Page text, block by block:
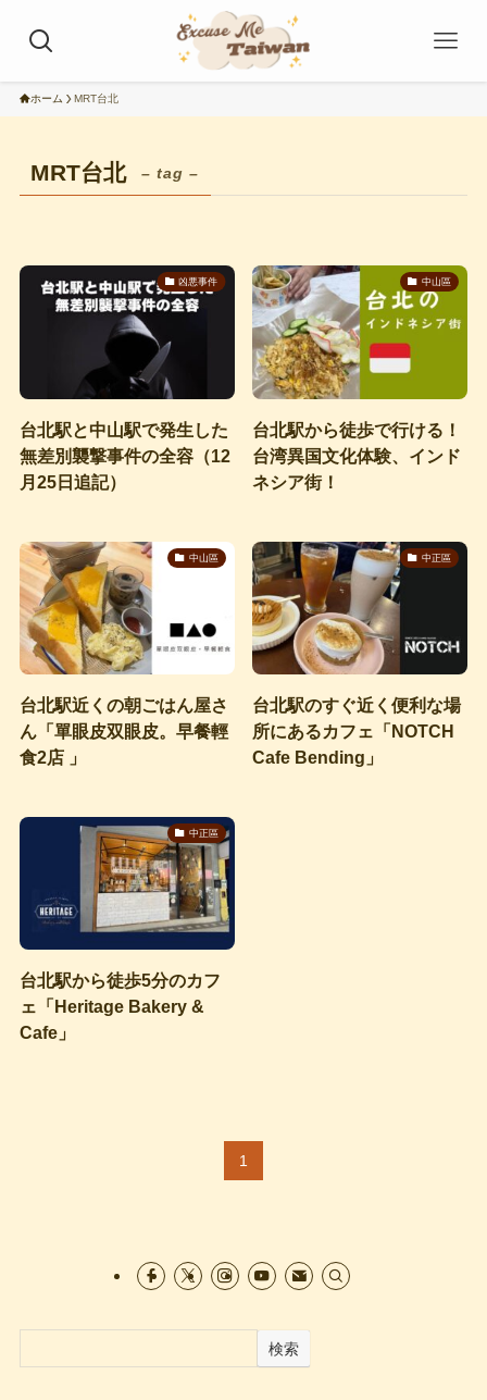
ホーム MRT台北
MRT台北 – tag –
凶悪事件
台北駅と中山駅で発生した
無差別襲撃事件の全容（12
月25日追記）
中山區
台北駅から徒歩で行ける！
台湾異国文化体験、インド
ネシア街！
中山區
台北駅近くの朝ごはん屋さ
ん「單眼皮双眼皮。早餐輕
食2店 」
中正區
台北駅のすぐ近く便利な場
所にあるカフェ「NOTCH
Cafe Bending」
中正區
台北駅から徒歩5分のカフ
ェ「Heritage Bakery &
Cafe」
1
検索